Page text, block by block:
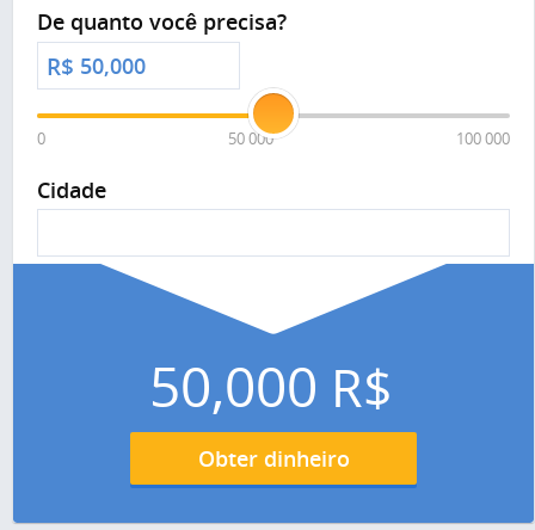
De quanto você precisa?
R$
0 50 000 100 000
Cidade
50,000 R$
Obter dinheiro